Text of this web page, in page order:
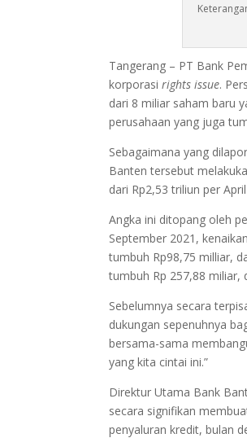
Tangerang – PT Bank
korporasirights issue.
dari 8 miliar saham baru
perusahaan yang juga
Sebagaimana yang
Banten tersebut
dari Rp2,53 triliun per
Angka ini ditopang oleh
September 2021,
tumbuh Rp98,75 milliar,
tumbuh Rp 257,88 miliar,
Sebelumnya secara
dukungan sepenuhnya
bersama-sama
yang kita cintai ini.”
Direktur Utama Bank
secara signifikan
penyaluran kredit, bulan